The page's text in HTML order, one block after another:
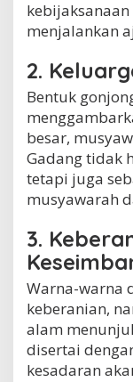
menjalankan
2.
Bentuk
besar,
Gadang tidak
tetapi juga
musyawarah
3.
Warna-warna
keberanian,
alam
disertai
kesadaran